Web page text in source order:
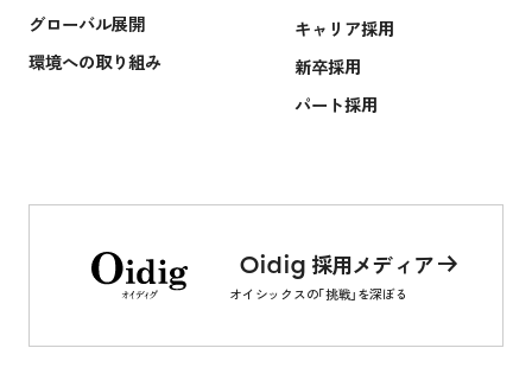
グローバル展開
環境への取り組み
キャリア採用
新卒採用
パート採用
オイシックスの「挑戦」を深ぼる
Oidig 採用メディア